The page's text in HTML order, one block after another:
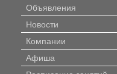
Объявления
Новости
Компании
Афиша